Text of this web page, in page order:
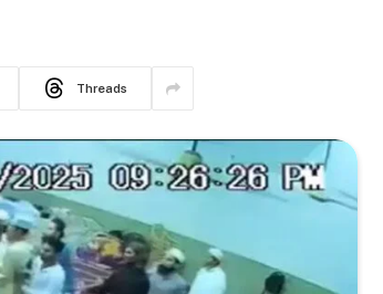
Threads